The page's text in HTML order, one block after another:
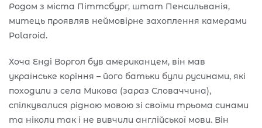
Родом з міста Піттсбург, штат Пенсильванія,
митець проявляв неймовірне захоплення камерами
Polaroid.
Хоча Енді Воргол був американцем, він мав
українське коріння – його батьки були русинами, які
походили з села Микова (зараз Словаччина),
спілкувалися рідною мовою зі своїми трьома синами
та ніколи так і не вивчили англійської мови. Він